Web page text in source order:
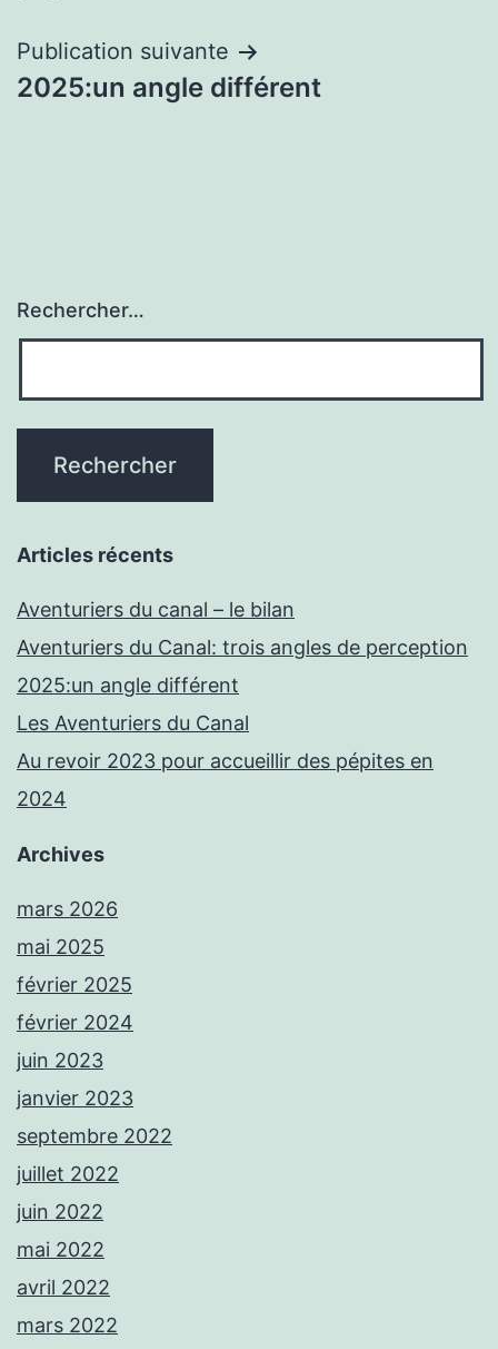
Publication suivante
2025:un angle différent
Rechercher…
Articles récents
Aventuriers du canal – le bilan
Aventuriers du Canal: trois angles de perception
2025:un angle différent
Les Aventuriers du Canal
Au revoir 2023 pour accueillir des pépites en
2024
Archives
mars 2026
mai 2025
février 2025
février 2024
juin 2023
janvier 2023
septembre 2022
juillet 2022
juin 2022
mai 2022
avril 2022
mars 2022